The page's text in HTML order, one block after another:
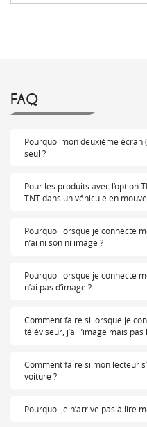
FAQ
Pourquoi mon deuxième
seul ?
Pour les produits avec l’option
TNT dans un véhicule en
Pourquoi lorsque je connecte
n’ai ni son ni image ?
Pourquoi lorsque je connecte
n’ai pas d’image ?
Comment faire si lorsque je
téléviseur, j’ai l’image mais pas
Comment faire si mon lecteur
voiture ?
Pourquoi je n’arrive pas à lire